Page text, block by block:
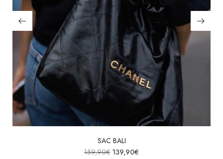
SAC BALI
159,90€ 139,90€